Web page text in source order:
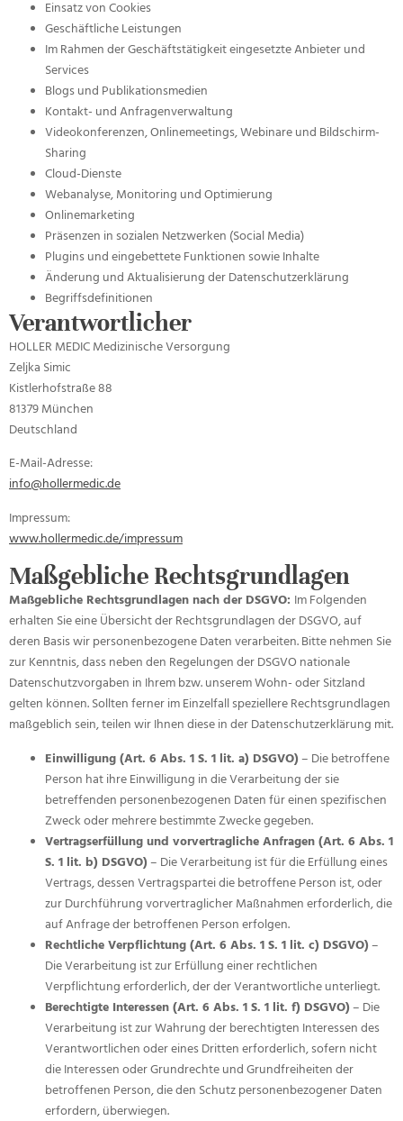
Einsatz von Cookies
Geschäftliche Leistungen
Im Rahmen der Geschäftstätigkeit eingesetzte Anbieter und
Services
Blogs und Publikationsmedien
Kontakt- und Anfragenverwaltung
Videokonferenzen, Onlinemeetings, Webinare und Bildschirm-
Sharing
Cloud-Dienste
Webanalyse, Monitoring und Optimierung
Onlinemarketing
Präsenzen in sozialen Netzwerken (Social Media)
Plugins und eingebettete Funktionen sowie Inhalte
Änderung und Aktualisierung der Datenschutzerklärung
Begriffsdefinitionen
Verantwortlicher
HOLLER MEDIC Medizinische Versorgung
Zeljka Simic
Kistlerhofstraße 88
81379 München
Deutschland
E-Mail-Adresse:
info@hollermedic.de
Impressum:
www.hollermedic.de/impressum
Maßgebliche Rechtsgrundlagen
Maßgebliche Rechtsgrundlagen nach der DSGVO: Im Folgenden
erhalten Sie eine Übersicht der Rechtsgrundlagen der DSGVO, auf
deren Basis wir personenbezogene Daten verarbeiten. Bitte nehmen Sie
zur Kenntnis, dass neben den Regelungen der DSGVO nationale
Datenschutzvorgaben in Ihrem bzw. unserem Wohn- oder Sitzland
gelten können. Sollten ferner im Einzelfall speziellere Rechtsgrundlagen
maßgeblich sein, teilen wir Ihnen diese in der Datenschutzerklärung mit.
Einwilligung (Art. 6 Abs. 1 S. 1 lit. a) DSGVO) – Die betroffene
Person hat ihre Einwilligung in die Verarbeitung der sie
betreffenden personenbezogenen Daten für einen spezifischen
Zweck oder mehrere bestimmte Zwecke gegeben.
Vertragserfüllung und vorvertragliche Anfragen (Art. 6 Abs. 1
S. 1 lit. b) DSGVO) – Die Verarbeitung ist für die Erfüllung eines
Vertrags, dessen Vertragspartei die betroffene Person ist, oder
zur Durchführung vorvertraglicher Maßnahmen erforderlich, die
auf Anfrage der betroffenen Person erfolgen.
Rechtliche Verpflichtung (Art. 6 Abs. 1 S. 1 lit. c) DSGVO) –
Die Verarbeitung ist zur Erfüllung einer rechtlichen
Verpflichtung erforderlich, der der Verantwortliche unterliegt.
Berechtigte Interessen (Art. 6 Abs. 1 S. 1 lit. f) DSGVO) – Die
Verarbeitung ist zur Wahrung der berechtigten Interessen des
Verantwortlichen oder eines Dritten erforderlich, sofern nicht
die Interessen oder Grundrechte und Grundfreiheiten der
betroffenen Person, die den Schutz personenbezogener Daten
erfordern, überwiegen.